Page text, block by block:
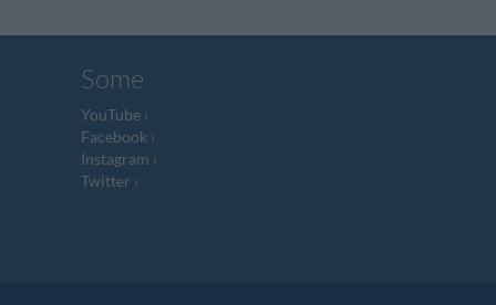
Some
YouTube
Facebook
Instagram
Twitter